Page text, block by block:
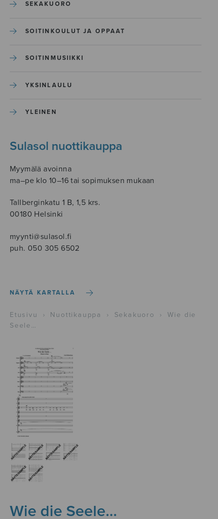
SEKAKUORO
SOITINKOULUT JA OPPAAT
SOITINMUSIIKKI
YKSINLAULU
YLEINEN
Sulasol nuottikauppa
Myymälä avoinna
ma–pe klo 10–16 tai sopimuksen mukaan
Tallberginkatu 1 B, 1,5 krs.
00180 Helsinki
myynti@sulasol.fi
puh. 050 305 6502
NÄYTÄ KARTALLA
Etusivu › Nuottikauppa › Sekakuoro ›
Wie die
Seele…
Wie die Seele…